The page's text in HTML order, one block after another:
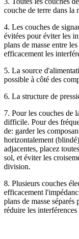
couche de terre dans la
4. Les couches de
évitées pour éviter les
plans de masse entre
efficacement les
5. La source
possible à côté des
6. La structure de
7. Pour les couches de
difficile. Pour des
de: garder les
horizontalement
adjacentes, placez
sol, et éviter les
division.
8. Plusieurs couches
efficacement
plans de masse
réduire les